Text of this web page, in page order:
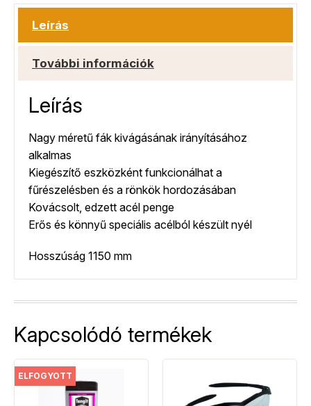
Leírás
További információk
Leírás
Nagy méretű fák kivágásának irányításához
alkalmas
Kiegészítő eszközként funkcionálhat a
fűrészelésben és a rönkök hordozásában
Kovácsolt, edzett acél penge
Erős és könnyű speciális acélból készült nyél
Hosszúság 1150 mm
Kapcsolódó termékek
ELFOGYOTT